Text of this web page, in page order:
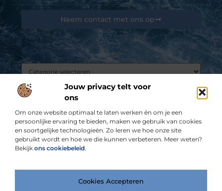
Jouw privacy telt voor
ons
Om onze website optimaal te laten werken én om je een
persoonlijke ervaring te bieden, maken we gebruik van cookies
en soortgelijke technologieën. Zo leren we hoe onze site
gebruikt wordt en hoe we die kunnen verbeteren. Meer weten?
Bekijk ons cookiebeleid.
Cookies Accepteren
Top
Sitelinks
De best gelezen stukken op een rij
Rente berekenen
Een vervallen monument laten restaureren is heel
eenvoudig
KAM – Stationery, Art and Craft Products (H/F/X)
Zo kan je tapijtlijm eenvoudig verwijderen
Bericht categorie
Neem contact met ons op